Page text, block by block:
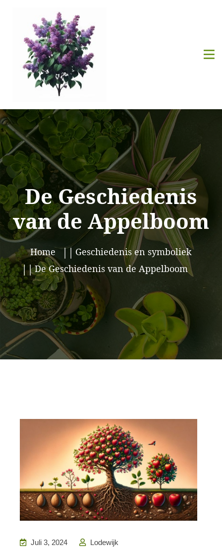
De Geschiedenis
van de Appelboom
Home
Geschiedenis en symboliek
De Geschiedenis van de Appelboom
Juli 3, 2024
Lodewijk